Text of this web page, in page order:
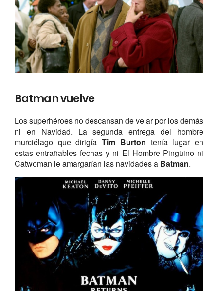
Batman vuelve
Los superhéroes no descansan de velar por los demás
ni en Navidad. La segunda entrega del hombre
murciélago que dirigíaTim Burton tenía lugar en
estas entrañables fechas y ni El Hombre Pingüino ni
Catwoman le amargarían las navidades a Batman.